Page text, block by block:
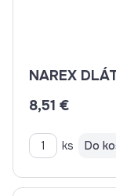
NAREX
8,51 €
ks Do